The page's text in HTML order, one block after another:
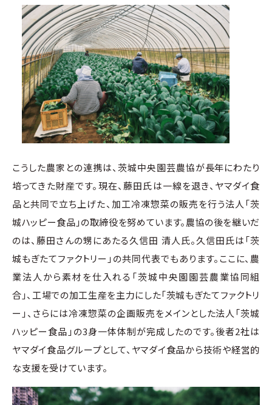
こうした農家との連携は、茨城中央園芸農協が長年にわたり
培ってきた財産です。現在、藤田氏は一線を退き、ヤマダイ食
品と共同で立ち上げた、加工冷凍惣菜の販売を行う法人「茨
城ハッピー食品」の取締役を努めています。農協の後を継いだ
のは、藤田さんの甥にあたる久信田 清人氏。久信田氏は「茨
城もぎたてファクトリー」の共同代表でもあります。ここに、農
業法人から素材を仕入れる「茨城中央園園芸農業協同組
合」、工場での加工生産を主力にした「茨城もぎたてファクトリ
ー」、さらには冷凍惣菜の企画販売をメインとした法人「茨城
ハッピー食品」の3身一体体制が完成したのです。後者2社は
ヤマダイ食品グループとして、ヤマダイ食品から技術や経営的
な支援を受けています。